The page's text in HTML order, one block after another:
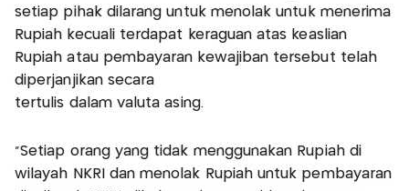
setiap pihak dilarang untuk menolak untuk menerima
Rupiah kecuali terdapat keraguan atas keaslian
Rupiah atau pembayaran kewajiban tersebut telah
diperjanjikan secara
tertulis dalam valuta asing.
"Setiap orang yang tidak menggunakan Rupiah di
wilayah NKRI dan menolak Rupiah untuk pembayaran